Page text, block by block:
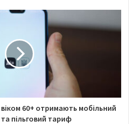
віком 60+ отримають мобільний
пільговий тариф